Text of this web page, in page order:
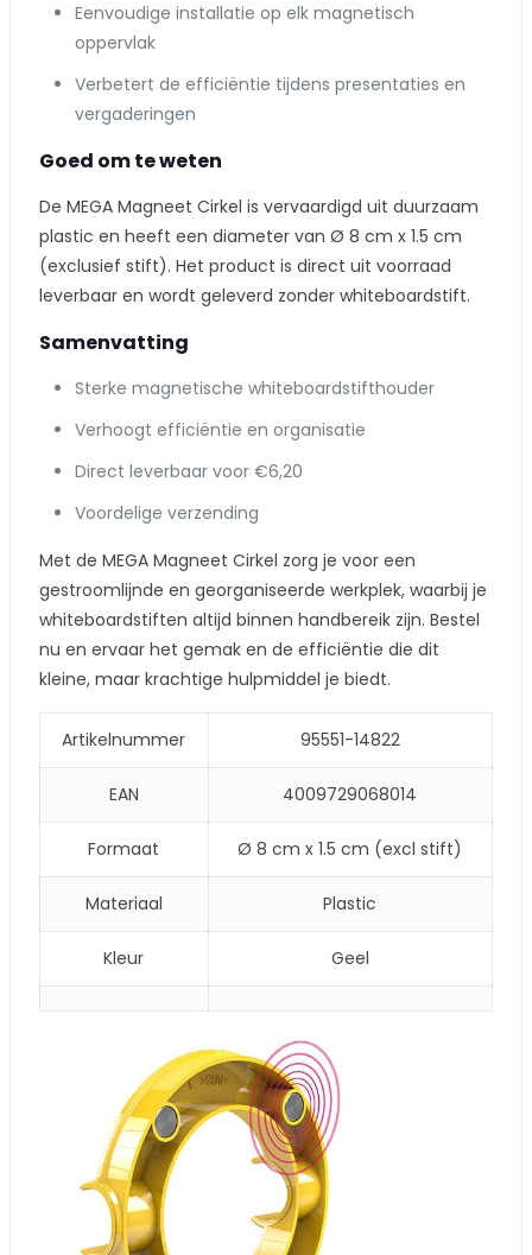
Eenvoudige installatie op elk magnetisch
oppervlak
Verbetert de efficiëntie tijdens presentaties en
vergaderingen
Goed om te weten
De MEGA Magneet Cirkel is vervaardigd uit duurzaam
plastic en heeft een diameter van Ø 8 cm x 1.5 cm
(exclusief stift). Het product is direct uit voorraad
leverbaar en wordt geleverd zonder whiteboardstift.
Samenvatting
Sterke magnetische whiteboardstifthouder
Verhoogt efficiëntie en organisatie
Direct leverbaar voor €6,20
Voordelige verzending
Met de MEGA Magneet Cirkel zorg je voor een
gestroomlijnde en georganiseerde werkplek, waarbij je
whiteboardstiften altijd binnen handbereik zijn. Bestel
nu en ervaar het gemak en de efficiëntie die dit
kleine, maar krachtige hulpmiddel je biedt.
Artikelnummer 95551-14822
EAN 4009729068014
Formaat Ø 8 cm x 1.5 cm (excl stift)
Materiaal Plastic
Kleur Geel